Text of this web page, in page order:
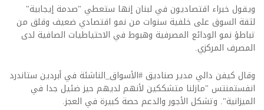
ويقول خبراء اقتصاديون في لبنان إنها ستعطي "صدمة إيجابية"
لثقة السوق على خلفية سنوات من نمو اقتصادي ضعيف وقلق من
تباطؤ نمو الودائع المصرفية وهبوط في الاحتياطيات الصافية لدى
المصرف المركزي.
وقال كيفن دالي مدير صناديق #الأسواق_الناشئة في أبردين ستاندرد
انفستمنتس "مازلنا متشككين لأنهم لديهم حيز ضئيل جدا في
الميزانية". وتشكل الأجور والدعم حصة كبيرة في العجز.